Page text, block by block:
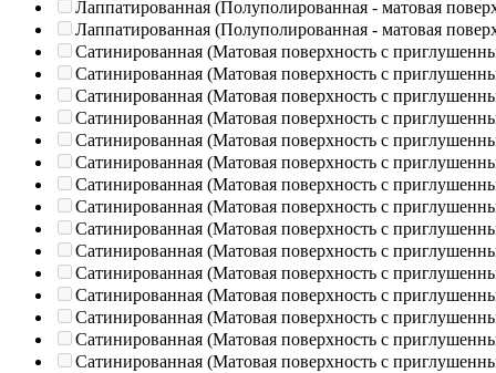
Лаппатированная (Полуполированная - матовая
Лаппатированная (Полуполированная - матовая
Сатинированная (Матовая поверхность с
Сатинированная (Матовая поверхность с
Сатинированная (Матовая поверхность с
Сатинированная (Матовая поверхность с
Сатинированная (Матовая поверхность с
Сатинированная (Матовая поверхность с
Сатинированная (Матовая поверхность с
Сатинированная (Матовая поверхность с
Сатинированная (Матовая поверхность с
Сатинированная (Матовая поверхность с
Сатинированная (Матовая поверхность с
Сатинированная (Матовая поверхность с
Сатинированная (Матовая поверхность с
Сатинированная (Матовая поверхность с
Сатинированная (Матовая поверхность с